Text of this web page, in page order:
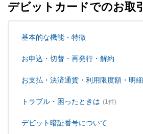
デビットカードでのお取引
基本的な機能・特徴
お申込・切替・再発行・解約
お支払・決済通貨・利用限度額・明細
トラブル・困ったときは (1件)
デビット暗証番号について